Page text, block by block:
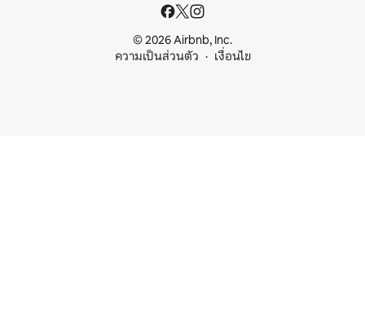
© 2026 Airbnb, Inc.
ความเป็นส่วนตัว
เงื่อนไข